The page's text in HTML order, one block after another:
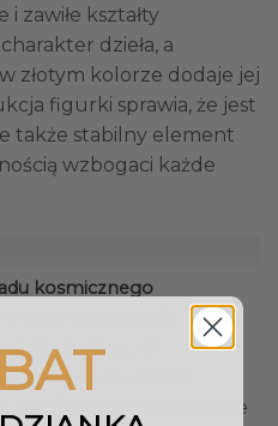
zawiłe kształty
dzieła, a
złotym kolorze dodaje jej
figurki sprawia, że jest
także stabilny element
wzbogaci każde
kosmicznego
nowoczesnymi i
dodając im
sprawdzi się
gdzie industrialne